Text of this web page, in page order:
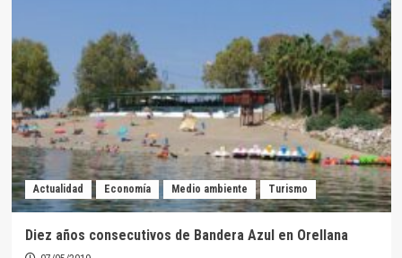
contar
con
una
campaña
contra
la
langosta
mediterránea
Actualidad Economía Medio ambiente Turismo
Diez años consecutivos de Bandera Azul en Orellana